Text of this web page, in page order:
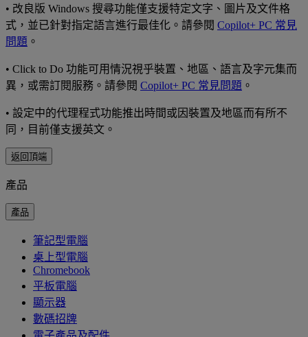
• 改良版 Windows 搜尋功能僅支援特定文字、圖片及文件格
式，並已針對指定語言進行最佳化。請參閱 Copilot+ PC 常見
問題 。
• Click to Do 功能可用情況視乎裝置、地區、語言及字元集而
異，或需訂閱服務。請參閱 Copilot+ PC 常見問題 。
• 設定中的代理程式功能推出時間或因裝置及地區而有所不
同，目前僅支援英文。
返回頂端
產品
產品
筆記型電腦
桌上型電腦
Chromebook
平板電腦
顯示器
數碼招牌